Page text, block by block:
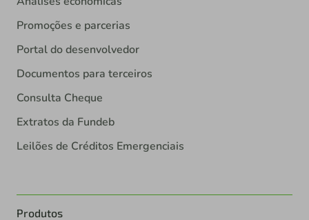
Promoções e parcerias
Portal do desenvolvedor
Documentos para terceiros
Consulta Cheque
Extratos da Fundeb
Leilões de Créditos Emergenciais
Produtos